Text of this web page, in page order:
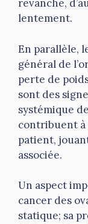
revanche,
lentement.
En parallèle,
général de
perte de
sont des
systémique
contribuent à
patient,
associée.
Un aspect
cancer des
statique; sa